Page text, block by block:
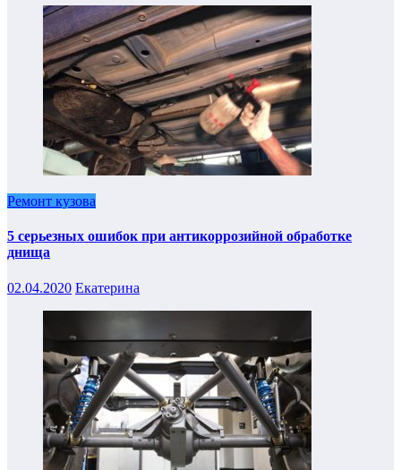
Ремонт кузова
5 серьезных ошибок при антикоррозийной обработке
днища
02.04.2020 Екатерина